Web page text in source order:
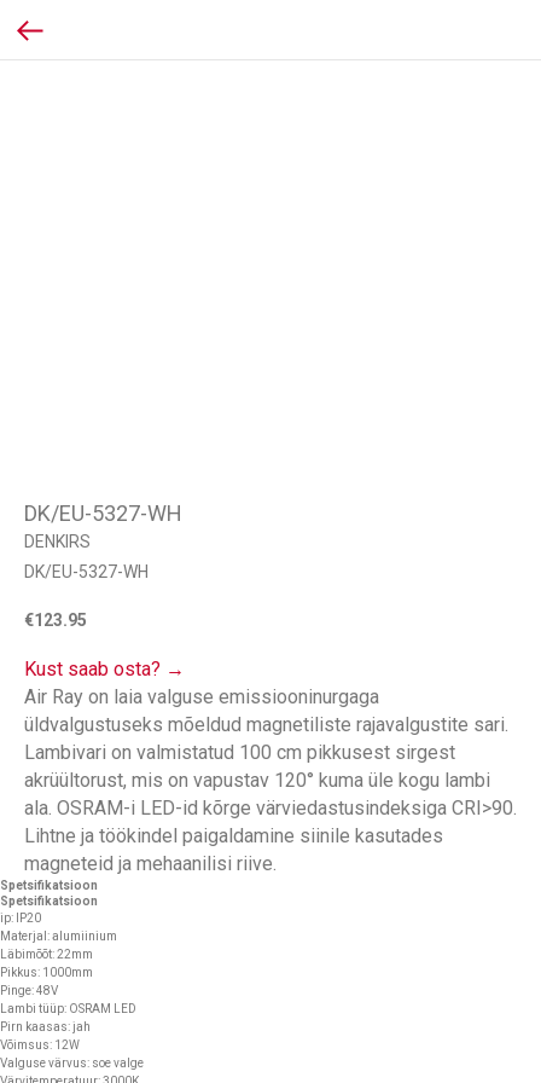
DK/EU-5327-WH
DENKIRS
DK/EU-5327-WH
€123.95
Kust saab osta? →
Air Ray on laia valguse emissiooninurgaga
üldvalgustuseks mõeldud magnetiliste rajavalgustite sari.
Lambivari on valmistatud 100 cm pikkusest sirgest
akrüültorust, mis on vapustav 120° kuma üle kogu lambi
ala. OSRAM-i LED-id kõrge värviedastusindeksiga CRI>90.
Lihtne ja töökindel paigaldamine siinile kasutades
magneteid ja mehaanilisi riive.
Spetsifikatsioon
Spetsifikatsioon
ip: IP20
Materjal: alumiinium
Läbimõõt: 22mm
Pikkus: 1000mm
Pinge: 48V
Lambi tüüp: OSRAM LED
Pirn kaasas: jah
Võimsus: 12W
Valguse värvus: soe valge